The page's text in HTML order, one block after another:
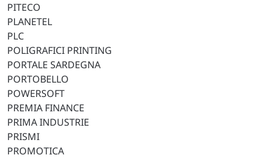
PITECO
PLANETEL
PLC
POLIGRAFICI PRINTING
PORTALE SARDEGNA
PORTOBELLO
POWERSOFT
PREMIA FINANCE
PRIMA INDUSTRIE
PRISMI
PROMOTICA